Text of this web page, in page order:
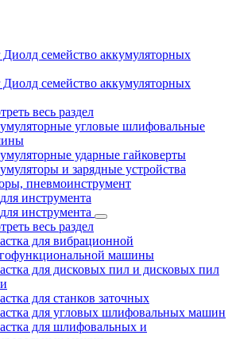
Диолд семейство аккумуляторных
Диолд семейство аккумуляторных
весь раздел
угловые шлифовальные
ударные гайковерты
и зарядные устройства
пневмоинструмент
инструмента
инструмента
весь раздел
для вибрационной
машины
для дисковых пил и дисковых пил
для станков заточных
для угловых шлифовальных машин
для шлифовальных и